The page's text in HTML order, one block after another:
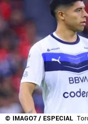
© IMAGO7 / ESPECIAL